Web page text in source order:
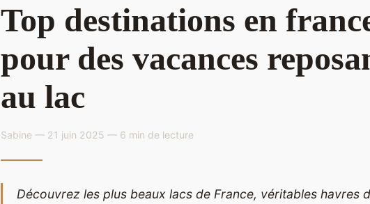
Top destinations en
pour des vacances
au lac
Sabine — 21 juin 2025 — 6 min de lecture
Découvrez les plus beaux lacs de France, véritables havres